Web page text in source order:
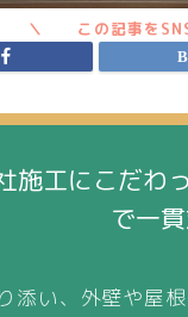
施工にこだわ
で一
添い、外壁や屋